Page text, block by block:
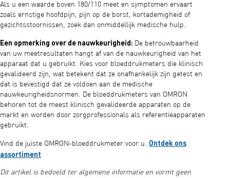
Als u een waarde boven 180/110 meet en symptomen ervaart
zoals ernstige hoofdpijn, pijn op de borst, kortademigheid of
gezichtsstoornissen, zoek dan onmiddellijk medische hulp.
Een opmerking over de nauwkeurigheid: De betrouwbaarheid
van uw meetresultaten hangt af van de nauwkeurigheid van het
apparaat dat u gebruikt. Kies voor bloeddrukmeters die klinisch
gevalideerd zijn, wat betekent dat ze onafhankelijk zijn getest en
dat is bevestigd dat ze voldoen aan de medische
nauwkeurigheidsnormen. De bloeddrukmeters van OMRON
behoren tot de meest klinisch gevalideerde apparaten op de
markt en worden door zorgprofessionals als referentieapparaten
gebruikt.
Vind de juiste OMRON-bloeddrukmeter voor u. Ontdek ons
assortiment
Dit artikel is bedoeld ter algemene informatie en vormt geen